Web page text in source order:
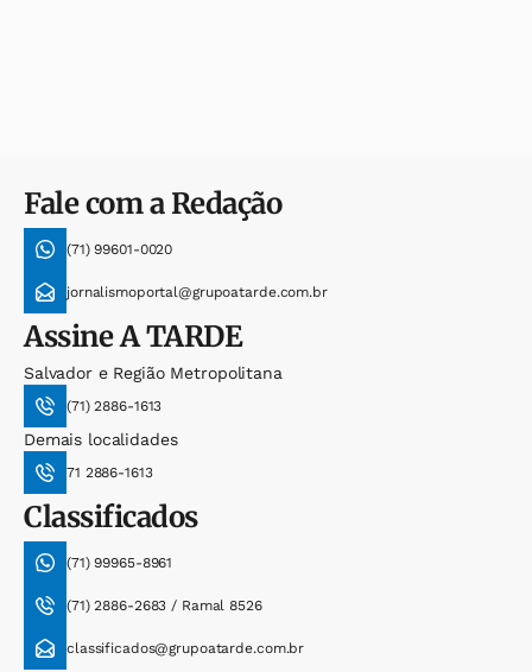
Fale com a Redação
(71) 99601-0020
jornalismoportal@grupoatarde.com.br
AssineA TARDE
Salvador e Região Metropolitana
(71) 2886-1613
Demais localidades
71 2886-1613
Classificados
(71) 99965-8961
(71) 2886-2683 / Ramal 8526
classificados@grupoatarde.com.br